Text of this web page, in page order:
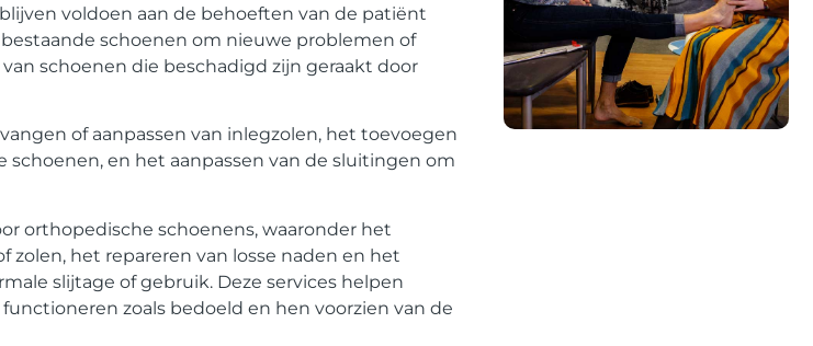
voldoen aan de behoeften van de patiënt
schoenen om nieuwe problemen of
schoenen die beschadigd zijn geraakt door
of aanpassen van inlegzolen, het toevoegen
en het aanpassen van de sluitingen om
orthopedische schoenens, waaronder het
zolen, het repareren van losse naden en het
slijtage of gebruik. Deze services helpen
zoals bedoeld en hen voorzien van de